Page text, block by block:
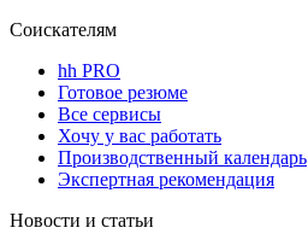
Соискателям
hh PRO
Готовое резюме
Все сервисы
Хочу у вас работать
Производственный календарь
Экспертная рекомендация
Новости и статьи